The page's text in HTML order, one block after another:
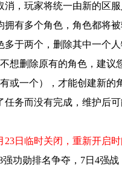
，玩家将统一由新的区服
有多个角色，角色都将
于两个，删除其中一个
想删除原有的角色，建
或一个），才能创建新的
务而没有完成，维护后
23日临时关闭 ，重新开启
功勋排名争夺，7日4强战